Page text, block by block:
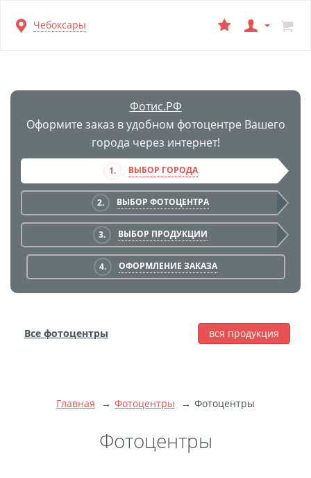
Перейти
к
Чебоксары
Фотис.РФ
Оформите заказ в удобном фотоцентре Вашего
города через интернет!
1. ВЫБОР ГОРОДА
2. ВЫБОР ФОТОЦЕНТРА
3. ВЫБОР ПРОДУКЦИИ
4. ОФОРМЛЕНИЕ ЗАКАЗА
Все фотоцентры
вся продукция
Главная Фотоцентры Фотоцентры
Фотоцентры